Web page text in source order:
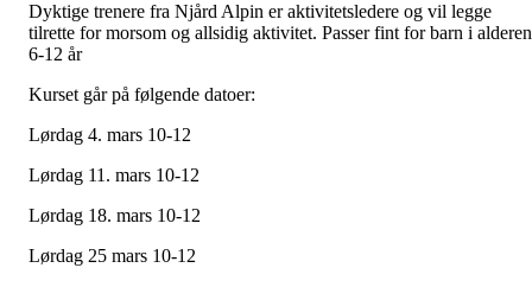
Dyktige trenere fra Njård Alpin er aktivitetsledere og vil legge
tilrette for morsom og allsidig aktivitet. Passer fint for barn i alderen
6-12 år
Kurset går på følgende datoer:
Lørdag 4. mars 10-12
Lørdag 11. mars 10-12
Lørdag 18. mars 10-12
Lørdag 25 mars 10-12